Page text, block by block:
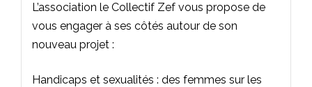
L’association le Collectif Zef vous propose de
vous engager à ses côtés autour de son
nouveau projet :
Handicaps et sexualités : des femmes sur les